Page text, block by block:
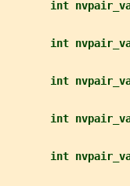
int
int
int
int
int